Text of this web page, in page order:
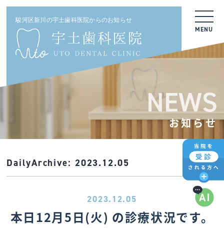
駿河区新川の宇土歯科医院からのお知らせ
MENU
NEWS
お知らせ
DailyArchive: 2023.12.05
2023.12.05
本日12月5日(火) の診療状況です。